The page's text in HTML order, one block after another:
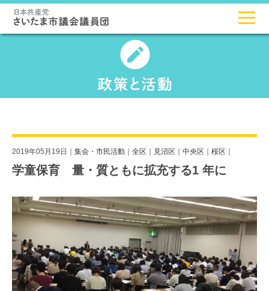
2019年05月19日｜ 集会・市民活動 全区 見沼区 中央区 桜区
学童保育 量・質ともに拡充する1 年に